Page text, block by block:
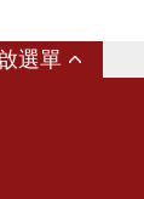
選單